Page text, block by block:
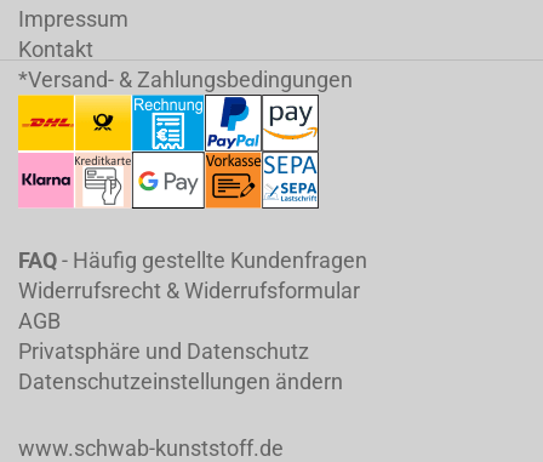
Impressum
Kontakt
*Versand- & Zahlungsbedingungen
FAQ- Häufig gestellte Kundenfragen
Widerrufsrecht & Widerrufsformular
AGB
Privatsphäre und Datenschutz
Datenschutzeinstellungen ändern
www.schwab-kunststoff.de